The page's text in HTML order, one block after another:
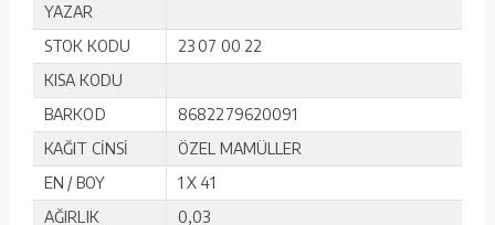
YAZAR
STOK KODU
23 07 00 22
KISA KODU
BARKOD
8682279620091
KAĞIT CİNSİ
ÖZEL MAMÜLLER
EN / BOY
1 X 41
AĞIRLIK
0,03